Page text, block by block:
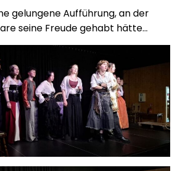
gelungene Aufführung, an der
seine Freude gehabt hätte…